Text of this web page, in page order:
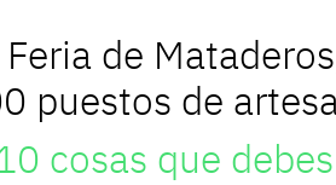
Feria de
puestos de
cosas que